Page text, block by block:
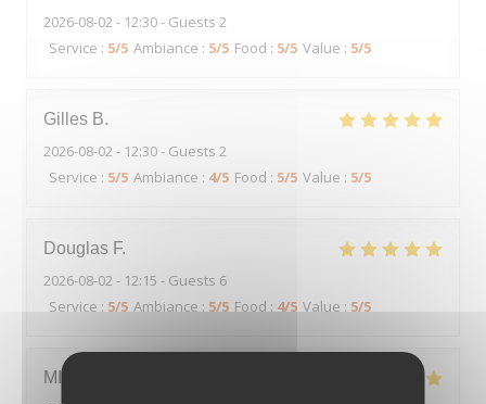
2026-08-02 - 12:30 - Guests 2
Service : 5/5 Ambiance : 5/5 Food : 5/5 Value : 5/5
Gilles B
2026-08-02 - 12:30 - Guests 2
Service : 5/5 Ambiance : 4/5 Food : 5/5 Value : 5/5
Douglas F
2026-08-02 - 12:15 - Guests 6
Service : 5/5 Ambiance : 5/5 Food : 4/5 Value : 5/5
MICKAEL